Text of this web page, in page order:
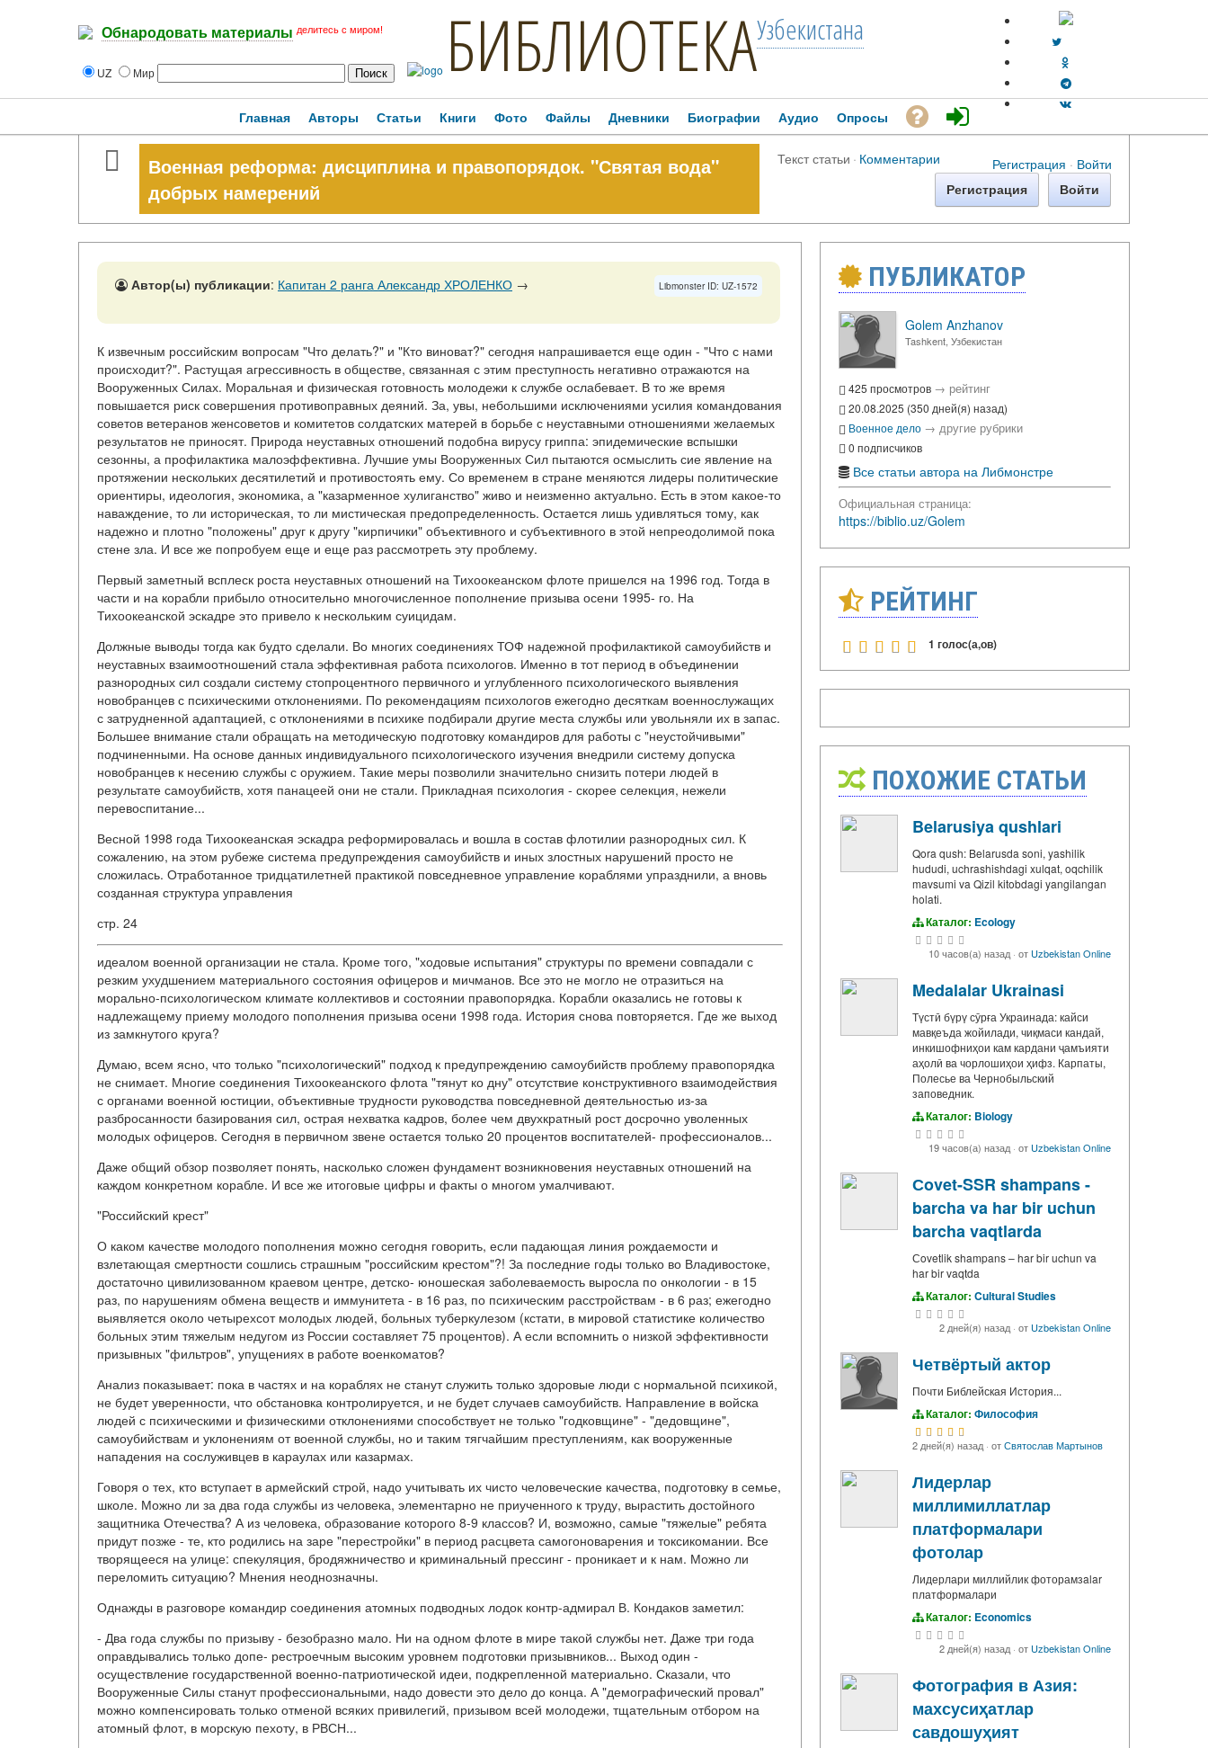
Обнародовать материалы делитесь с миром!
UZ Мир БИБЛИОТЕКАУзбекистана
Регистрация · Войти
Главная Авторы Статьи Книги Фото Файлы Дневники Биографии Аудио Опросы
Военная реформа: дисциплина и правопорядок. "Святая вода"
добрых намерений
Текст статьи · Комментарии
Регистрация Войти
Libmonster ID: UZ-1572
Автор(ы) публикации: Капитан 2 ранга Александр ХРОЛЕНКО →
К извечным российским вопросам "Что делать?" и "Кто виноват?" сегодня напрашивается еще один - "Что с нами
происходит?". Растущая агрессивность в обществе, связанная с этим преступность негативно отражаются на
Вооруженных Силах. Моральная и физическая готовность молодежи к службе ослабевает. В то же время
повышается риск совершения противоправных деяний. За, увы, небольшими исключениями усилия командования
советов ветеранов женсоветов и комитетов солдатских матерей в борьбе с неуставными отношениями желаемых
результатов не приносят. Природа неуставных отношений подобна вирусу гриппа: эпидемические вспышки
сезонны, а профилактика малоэффективна. Лучшие умы Вооруженных Сил пытаются осмыслить сие явление на
протяжении нескольких десятилетий и противостоять ему. Со временем в стране меняются лидеры политические
ориентиры, идеология, экономика, а "казарменное хулиганство" живо и неизменно актуально. Есть в этом какое-то
наваждение, то ли историческая, то ли мистическая предопределенность. Остается лишь удивляться тому, как
надежно и плотно "положены" друг к другу "кирпичики" объективного и субъективного в этой непреодолимой пока
стене зла. И все же попробуем еще и еще раз рассмотреть эту проблему.
Первый заметный всплеск роста неуставных отношений на Тихоокеанском флоте пришелся на 1996 год. Тогда в
части и на корабли прибыло относительно многочисленное пополнение призыва осени 1995- го. На
Тихоокеанской эскадре это привело к нескольким суицидам.
Должные выводы тогда как будто сделали. Во многих соединениях ТОФ надежной профилактикой самоубийств и
неуставных взаимоотношений стала эффективная работа психологов. Именно в тот период в объединении
разнородных сил создали систему стопроцентного первичного и углубленного психологического выявления
новобранцев с психическими отклонениями. По рекомендациям психологов ежегодно десяткам военнослужащих
с затрудненной адаптацией, с отклонениями в психике подбирали другие места службы или увольняли их в запас.
Большее внимание стали обращать на методическую подготовку командиров для работы с "неустойчивыми"
подчиненными. На основе данных индивидуального психологического изучения внедрили систему допуска
новобранцев к несению службы с оружием. Такие меры позволили значительно снизить потери людей в
результате самоубийств, хотя панацеей они не стали. Прикладная психология - скорее селекция, нежели
перевоспитание...
Весной 1998 года Тихоокеанская эскадра реформировалась и вошла в состав флотилии разнородных сил. К
сожалению, на этом рубеже система предупреждения самоубийств и иных злостных нарушений просто не
сложилась. Отработанное тридцатилетней практикой повседневное управление кораблями упразднили, а вновь
созданная структура управления
стр. 24
идеалом военной организации не стала. Кроме того, "ходовые испытания" структуры по времени совпадали с
резким ухудшением материального состояния офицеров и мичманов. Все это не могло не отразиться на
морально-психологическом климате коллективов и состоянии правопорядка. Корабли оказались не готовы к
надлежащему приему молодого пополнения призыва осени 1998 года. История снова повторяется. Где же выход
из замкнутого круга?
Думаю, всем ясно, что только "психологический" подход к предупреждению самоубийств проблему правопорядка
не снимает. Многие соединения Тихоокеанского флота "тянут ко дну" отсутствие конструктивного взаимодействия
с органами военной юстиции, объективные трудности руководства повседневной деятельностью из-за
разбросанности базирования сил, острая нехватка кадров, более чем двухкратный рост досрочно уволенных
молодых офицеров. Сегодня в первичном звене остается только 20 процентов воспитателей- профессионалов...
Даже общий обзор позволяет понять, насколько сложен фундамент возникновения неуставных отношений на
каждом конкретном корабле. И все же итоговые цифры и факты о многом умалчивают.
"Российский крест"
О каком качестве молодого пополнения можно сегодня говорить, если падающая линия рождаемости и
взлетающая смертности сошлись страшным "российским крестом"?! За последние годы только во Владивостоке,
достаточно цивилизованном краевом центре, детско- юношеская заболеваемость выросла по онкологии - в 15
раз, по нарушениям обмена веществ и иммунитета - в 16 раз, по психическим расстройствам - в 6 раз; ежегодно
выявляется около четырехсот молодых людей, больных туберкулезом (кстати, в мировой статистике количество
больных этим тяжелым недугом из России составляет 75 процентов). А если вспомнить о низкой эффективности
призывных "фильтров", упущениях в работе военкоматов?
Анализ показывает: пока в частях и на кораблях не станут служить только здоровые люди с нормальной психикой,
не будет уверенности, что обстановка контролируется, и не будет случаев самоубийств. Направление в войска
людей с психическими и физическими отклонениями способствует не только "годковщине" - "дедовщине",
самоубийствам и уклонениям от военной службы, но и таким тягчайшим преступлениям, как вооруженные
нападения на сослуживцев в караулах или казармах.
Говоря о тех, кто вступает в армейский строй, надо учитывать их чисто человеческие качества, подготовку в семье,
школе. Можно ли за два года службы из человека, элементарно не приученного к труду, вырастить достойного
защитника Отечества? А из человека, образование которого 8-9 классов? И, возможно, самые "тяжелые" ребята
придут позже - те, кто родились на заре "перестройки" в период расцвета самогоноварения и токсикомании. Все
творящееся на улице: спекуляция, бродяжничество и криминальный прессинг - проникает и к нам. Можно ли
переломить ситуацию? Мнения неоднозначны.
Однажды в разговоре командир соединения атомных подводных лодок контр-адмирал В. Кондаков заметил:
- Два года службы по призыву - безобразно мало. Ни на одном флоте в мире такой службы нет. Даже три года
оправдывались только допе- рестроечным высоким уровнем подготовки призывников... Выход один -
осуществление государственной военно-патриотической идеи, подкрепленной материально. Сказали, что
Вооруженные Силы станут профессиональными, надо довести это дело до конца. А "демографический провал"
можно компенсировать только отменой всяких привилегий, призывом всей молодежи, тщательным отбором на
атомный флот, в морскую пехоту, в РВСН...
ПУБЛИКАТОР
Golem Anzhanov
Tashkent, Узбекистан
425 просмотров → рейтинг
20.08.2025 (350 дней(я) назад)
Военное дело → другие рубрики
0 подписчиков
Все статьи автора на Либмонстре
Официальная страница:
https://biblio.uz/Golem
РЕЙТИНГ
1 голос(а,ов)
ПОХОЖИЕ СТАТЬИ
Belarusiya qushlari
Qora qush: Belarusda soni, yashilik
hududi, uchrashishdagi xulqat, oqchilik
mavsumi va Qizil kitobdagi yangilangan
holati.
Каталог: Ecology
10 часов(а) назад· от Uzbekistan Online
Medalalar Ukrainasi
Түстӣ бүрү сӯрға Украинада: кайси
мавқеъда жойилади, чиқмаси кандай,
инкишофниҳои кам кардани ҷамъияти
аҳолӣ ва чорлошиҳои ҳифз. Карпаты,
Полесье ва Чернобыльский
заповедник.
Каталог: Biology
19 часов(а) назад· от Uzbekistan Online
Сovet-SSR shampans -
barcha va har bir uchun
barcha vaqtlarda
Сovetlik shampans – har bir uchun va
har bir vaqtda
Каталог: Cultural Studies
2 дней(я) назад· от Uzbekistan Online
Четвёртый актор
Почти Библейская История...
Каталог: Философия
2 дней(я) назад· отСвятослав Мартынов
Лидерлар
миллимиллатлар
платформалари
фотолар
Лидерлари миллийлик фоторамзalar
платформалари
Каталог: Economics
2 дней(я) назад· от Uzbekistan Online
Фотография в Азия:
махсусиҳатлар
савдошуҳият